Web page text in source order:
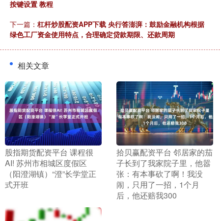
按键设置 教程
下一篇： 杠杆炒股配资APP下载 央行答澎湃：鼓励金融机构根据
绿色工厂资金使用特点，合理确定贷款期限、还款周期
相关文章
​股指期货配资平台 课程很
AI! 苏州市相城区度假区
（阳澄湖镇）“澄”长学堂正
式开班
​拾贝赢配资平台 邻居家的茄
子长到了我家院子里，他嚣
张：有本事砍了啊！我没
闹，只用了一招，1个月
后，他还赔我300